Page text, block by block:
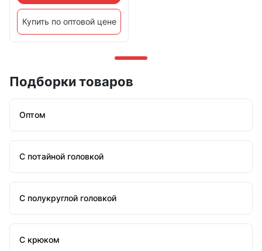
Купить по оптовой цене
Подборки товаров
Оптом
С потайной головкой
С полукруглой головкой
С крюком